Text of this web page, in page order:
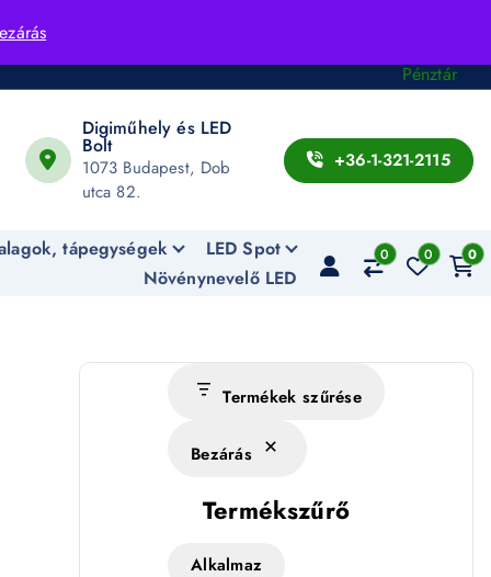
Pénztár
Digiműhely és LED
Bolt
1073 Budapest, Dob
utca 82.
+36-1-321-2115
tápegységek
LED Spot
Növénynevelő LED
0 0 0
Termékek szűrése
Bezárás
Termékszűrő
Alkalmaz